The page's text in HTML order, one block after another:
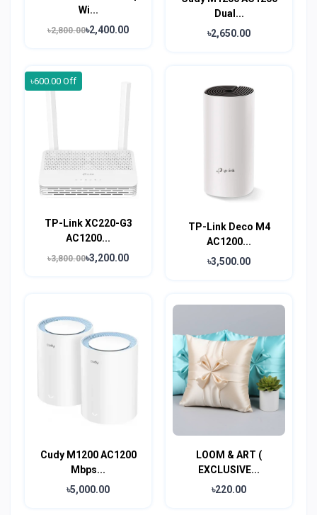
Wi...
৳2,800.00৳2,400.00
Dual...
৳2,650.00
৳600.00 Off
TP-Link XC220-G3
AC1200...
৳3,800.00৳3,200.00
TP-Link Deco M4
AC1200...
৳3,500.00
Cudy M1200 AC1200
Mbps...
৳5,000.00
LOOM & ART (
EXCLUSIVE...
৳220.00